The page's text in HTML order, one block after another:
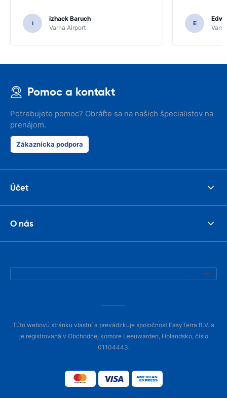
i
izhack Baruch
Varna Airport
E
Pomoc a kontakt
Potrebujete pomoc? Obráťte sa na našich špecialistov na
prenájom.
Zákaznícka podpora
Účet
O nás
Túto webovú stránku vlastní a prevádzkuje spoločnosť EasyTerra B.V. a
je registrovaná v Obchodnej komore Leeuwarden, Holandsko, číslo
01104443.